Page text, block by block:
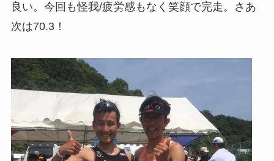
良い。今回も怪我/疲労感もなく笑顔で完走。さあ
次は70.3！